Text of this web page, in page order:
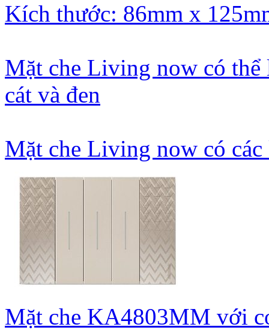
Kích thước: 86mm x
Mặt che Living now có thể
cát và đen
Mặt che Living now có
Mặt che KA4803MM với